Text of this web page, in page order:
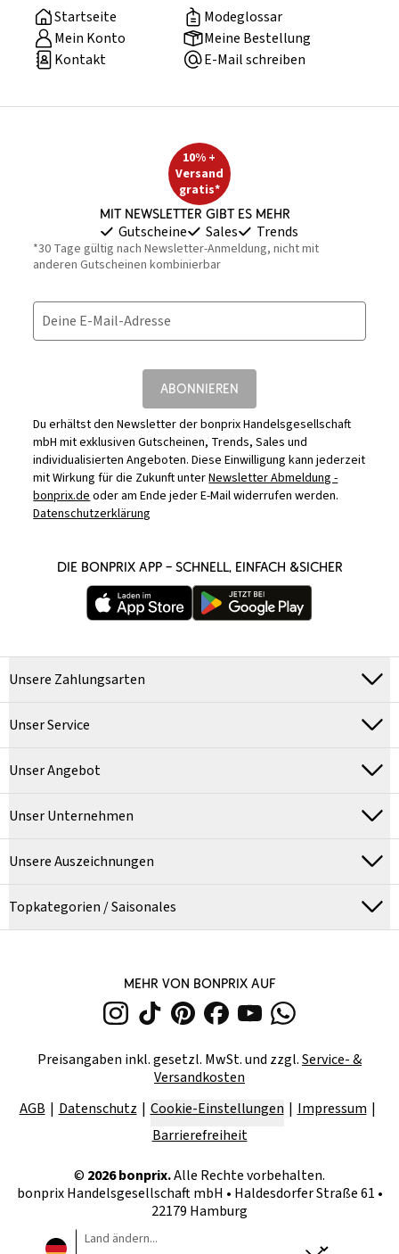
Startseite
Modeglossar
Mein Konto
Meine Bestellung
Kontakt
E-Mail schreiben
10% +
Versand
gratis*
Mit Newsletter gibt es mehr
Gutscheine Sales Trends
*30 Tage gültig nach Newsletter-Anmeldung, nicht mit
anderen Gutscheinen kombinierbar
Deine E-Mail-Adresse
ABONNIEREN
Du erhältst den Newsletter der bonprix Handelsgesellschaft
mbH mit exklusiven Gutscheinen, Trends, Sales und
individualisierten Angeboten. Diese Einwilligung kann jederzeit
mit Wirkung für die Zukunft unterNewsletter Abmeldung -
bonprix.deoder am Ende jeder E-Mail widerrufen werden.
Datenschutzerklärung
DIE BONPRIX APP – SCHNELL, EINFACH &SICHER
Unsere Zahlungsarten
Unser Service
Unser Angebot
Unser Unternehmen
Unsere Auszeichnungen
Topkategorien / Saisonales
MEHR VON BONPRIX AUF
Preisangaben inkl. gesetzl. MwSt. und zzgl.Service- &
Versandkosten
AGB
Datenschutz Cookie-Einstellungen
Impressum
Barrierefreiheit
© 2026bonprix.Alle Rechte vorbehalten.
bonprix Handelsgesellschaft mbH • Haldesdorfer Straße 61 •
22179 Hamburg
Land ändern...